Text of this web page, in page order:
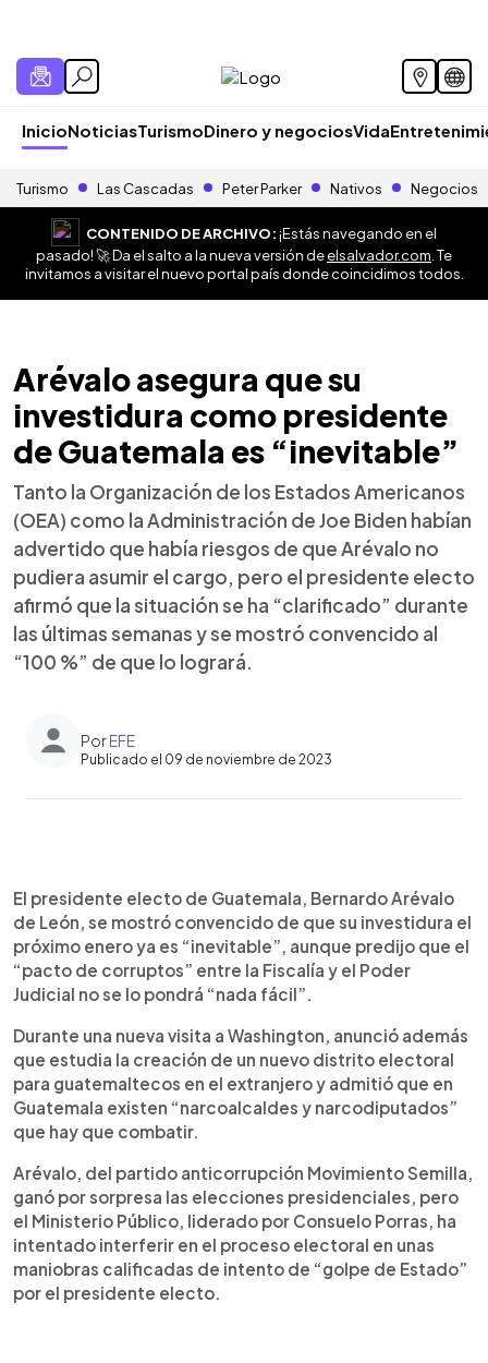
InicioNoticiasTurismoDinero y negociosVida
Turismo Las Cascadas Peter Parker Nativos Negocios
CONTENIDO DE ARCHIVO:¡Estás navegando en el
pasado! 🚀 Da el salto a la nueva versión deelsalvador.com . Te
invitamos a visitar el nuevo portal país donde coincidimos todos.
Arévalo asegura que su
investidura como presidente
de Guatemala es “inevitable”
Tanto la Organización de los Estados Americanos
(OEA) como la Administración de Joe Biden habían
advertido que había riesgos de que Arévalo no
pudiera asumir el cargo, pero el presidente electo
afirmó que la situación se ha “clarificado” durante
las últimas semanas y se mostró convencido al
“100 %” de que lo logrará.
PorEFE
Publicado el 09 de noviembre de 2023
► Escuchar artículo
El presidente electo de Guatemala, Bernardo Arévalo
de León, se mostró convencido de que su investidura el
próximo enero ya es “inevitable”, aunque predijo que el
“pacto de corruptos” entre la Fiscalía y el Poder
Judicial no se lo pondrá “nada fácil”.
Durante una nueva visita a Washington, anunció además
que estudia la creación de un nuevo distrito electoral
para guatemaltecos en el extranjero y admitió que en
Guatemala existen “narcoalcaldes y narcodiputados”
que hay que combatir.
Arévalo, del partido anticorrupción Movimiento Semilla,
ganó por sorpresa las elecciones presidenciales, pero
el Ministerio Público, liderado por Consuelo Porras, ha
intentado interferir en el proceso electoral en unas
maniobras calificadas de intento de “golpe de Estado”
por el presidente electo.